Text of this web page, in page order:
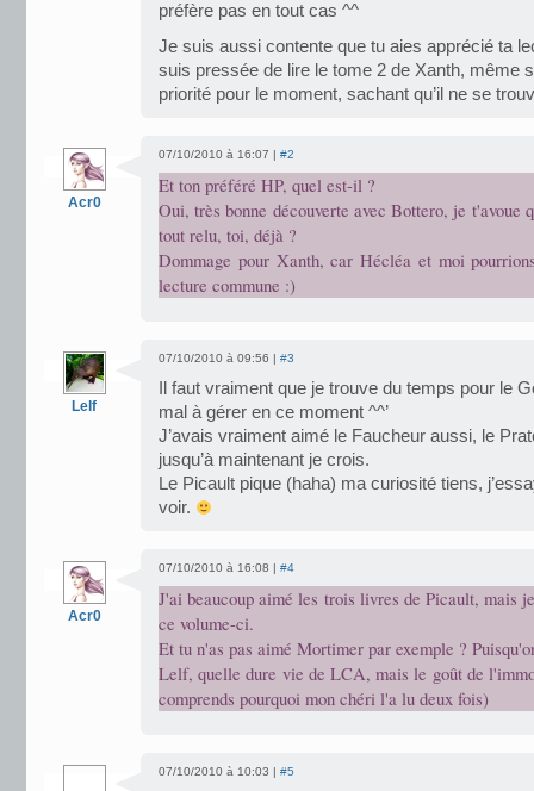
préfère pas en tout cas ^^
Je suis aussi contente que tu aies apprécié ta
suis pressée de lire le tome 2 de Xanth, même
priorité pour le moment, sachant qu’il ne se
Acr0
07/10/2010 à 16:07 | #2
Et ton préféré HP, quel est-il ?
Oui, très bonne découverte avec Bottero, je t'avoue
tout relu, toi, déjà ?
Dommage pour Xanth, car Hécléa et moi
lecture commune :)
Lelf
07/10/2010 à 09:56 | #3
Il faut vraiment que je trouve du temps pour le
mal à gérer en ce moment ^^’
J’avais vraiment aimé le Faucheur aussi, le
jusqu’à maintenant je crois.
Le Picault pique (haha) ma curiosité tiens,
voir.
Acr0
07/10/2010 à 16:08 | #4
J'ai beaucoup aimé les trois livres de Picault, mais
ce volume-ci.
Et tu n'as pas aimé Mortimer par exemple ?
Lelf, quelle dure vie de LCA, mais le goût de
comprends pourquoi mon chéri l'a lu deux fois)
07/10/2010 à 10:03 | #5